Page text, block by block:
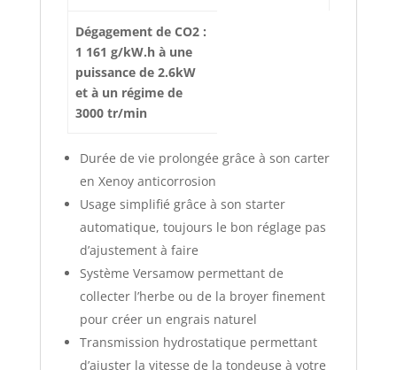
Dégagement de CO2 :
1 161 g/kW.h à une
puissance de 2.6kW
et à un régime de
3000 tr/min
Durée de vie prolongée grâce à son carter
en Xenoy anticorrosion
Usage simplifié grâce à son starter
automatique, toujours le bon réglage pas
d’ajustement à faire
Système Versamow permettant de
collecter l’herbe ou de la broyer finement
pour créer un engrais naturel
Transmission hydrostatique permettant
d’ajuster la vitesse de la tondeuse à votre